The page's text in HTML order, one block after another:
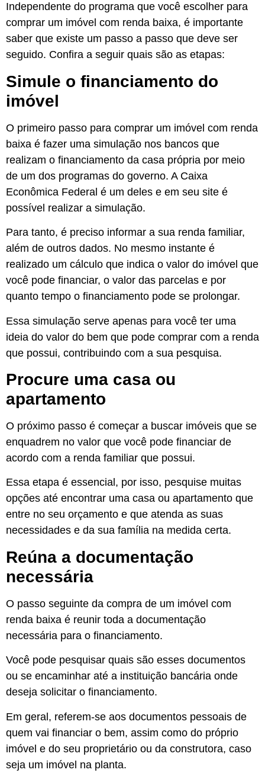
Independente do programa que você escolher para
comprar um imóvel com renda baixa, é importante
saber que existe um passo a passo que deve ser
seguido. Confira a seguir quais são as etapas:
Simule o financiamento do
imóvel
O primeiro passo para comprar um imóvel com renda
baixa é fazer uma simulação nos bancos que
realizam o financiamento da casa própria por meio
de um dos programas do governo. A Caixa
Econômica Federal é um deles e em seu site é
possível realizar a simulação.
Para tanto, é preciso informar a sua renda familiar,
além de outros dados. No mesmo instante é
realizado um cálculo que indica o valor do imóvel que
você pode financiar, o valor das parcelas e por
quanto tempo o financiamento pode se prolongar.
Essa simulação serve apenas para você ter uma
ideia do valor do bem que pode comprar com a renda
que possui, contribuindo com a sua pesquisa.
Procure uma casa ou
apartamento
O próximo passo é começar a buscar imóveis que se
enquadrem no valor que você pode financiar de
acordo com a renda familiar que possui.
Essa etapa é essencial, por isso, pesquise muitas
opções até encontrar uma casa ou apartamento que
entre no seu orçamento e que atenda as suas
necessidades e da sua família na medida certa.
Reúna a documentação
necessária
O passo seguinte da compra de um imóvel com
renda baixa é reunir toda a documentação
necessária para o financiamento.
Você pode pesquisar quais são esses documentos
ou se encaminhar até a instituição bancária onde
deseja solicitar o financiamento.
Em geral, referem-se aos documentos pessoais de
quem vai financiar o bem, assim como do próprio
imóvel e do seu proprietário ou da construtora, caso
seja um imóvel na planta.